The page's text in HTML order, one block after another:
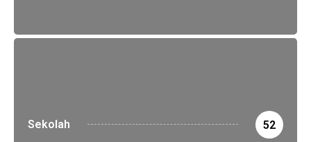
Sekolah 52